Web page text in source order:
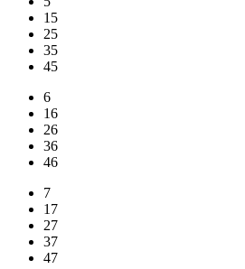
15
25
35
45
6
16
26
36
46
7
17
27
37
47